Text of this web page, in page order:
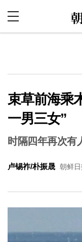
束草前海乘
一男三女”
时隔四年再次有
卢锡祚/朴振晟 朝鲜